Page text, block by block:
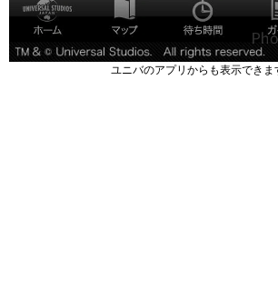
ユニバのアプリからも表示できま